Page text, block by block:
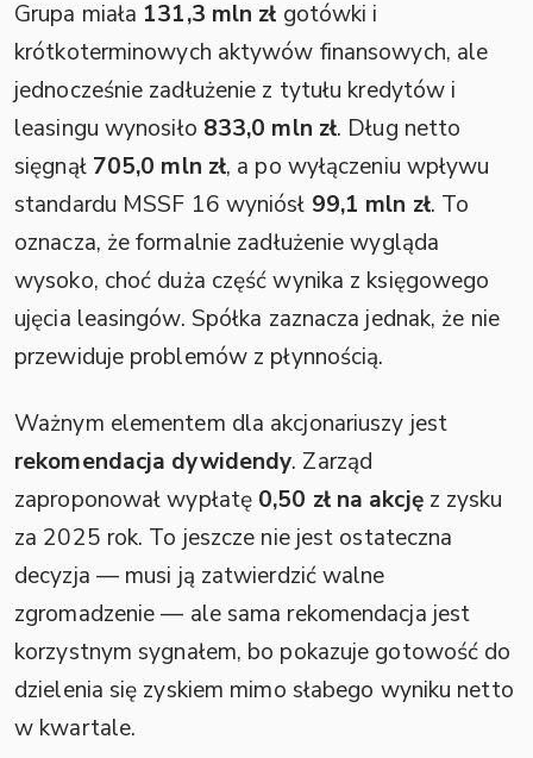
Grupa miała 131,3 mln zł gotówki i
krótkoterminowych aktywów finansowych, ale
jednocześnie zadłużenie z tytułu kredytów i
leasingu wynosiło 833,0 mln zł. Dług netto
sięgnął 705,0 mln zł, a po wyłączeniu wpływu
standardu MSSF 16 wyniósł 99,1 mln zł. To
oznacza, że formalnie zadłużenie wygląda
wysoko, choć duża część wynika z księgowego
ujęcia leasingów. Spółka zaznacza jednak, że nie
przewiduje problemów z płynnością.
Ważnym elementem dla akcjonariuszy jest
rekomendacja dywidendy. Zarząd
zaproponował wypłatę 0,50 zł na akcjęz zysku
za 2025 rok. To jeszcze nie jest ostateczna
decyzja — musi ją zatwierdzić walne
zgromadzenie — ale sama rekomendacja jest
korzystnym sygnałem, bo pokazuje gotowość do
dzielenia się zyskiem mimo słabego wyniku netto
w kwartale.